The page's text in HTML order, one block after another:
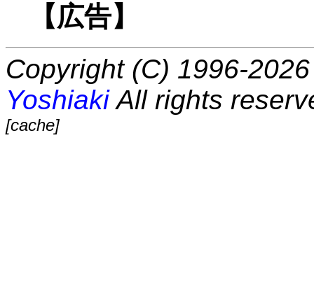
【広告】
Copyright (C) 1996-
YoshiakiAll rights
[cache]